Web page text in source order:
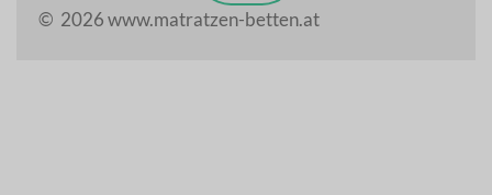
© 2026 www.matratzen-betten.at